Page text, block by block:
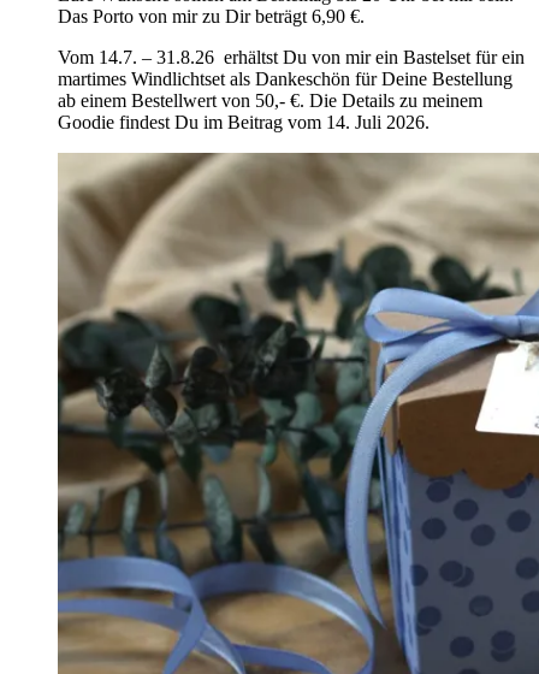
Das Porto von mir zu Dir beträgt 6,90 €.
Vom 14.7. – 31.8.26 erhältst Du von mir ein Bastelset für ein
martimes Windlichtset als Dankeschön für Deine Bestellung
ab einem Bestellwert von 50,- €. Die Details zu meinem
Goodie findest Du im Beitrag vom 14. Juli 2026.